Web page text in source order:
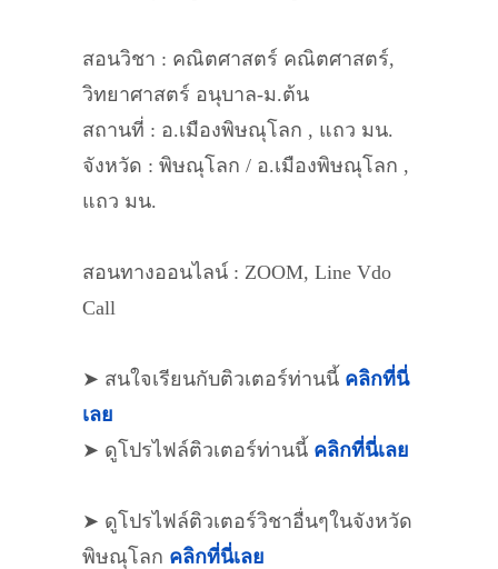
สอนวิชา : คณิตศาสตร์ คณิตศาสตร์,
วิทยาศาสตร์ อนุบาล-ม.ต้น
สถานที่ : อ.เมืองพิษณุโลก , แถว มน.
จังหวัด : พิษณุโลก / อ.เมืองพิษณุโลก ,
แถว มน.
สอนทางออนไลน์ : ZOOM, Line Vdo
Call
➤ สนใจเรียนกับติวเตอร์ท่านนี้ คลิกที่นี่
เลย
➤ ดูโปรไฟล์ติวเตอร์ท่านนี้ คลิกที่นี่เลย
➤ ดูโปรไฟล์ติวเตอร์วิชาอื่นๆในจังหวัด
พิษณุโลก คลิกที่นี่เลย